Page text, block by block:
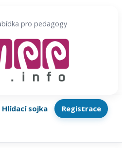
pro pedagogy
Hlídací sojka
Registrace